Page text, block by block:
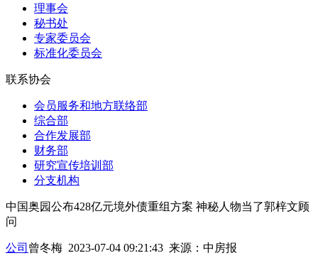
理事会
秘书处
专家委员会
标准化委员会
联系协会
会员服务和地方联络部
综合部
合作发展部
财务部
研究宣传培训部
分支机构
中国奥园公布428亿元境外债重组方案 神秘人物当了郭梓文顾
问
公司 曾冬梅 2023-07-04 09:21:43 来源： 中房报